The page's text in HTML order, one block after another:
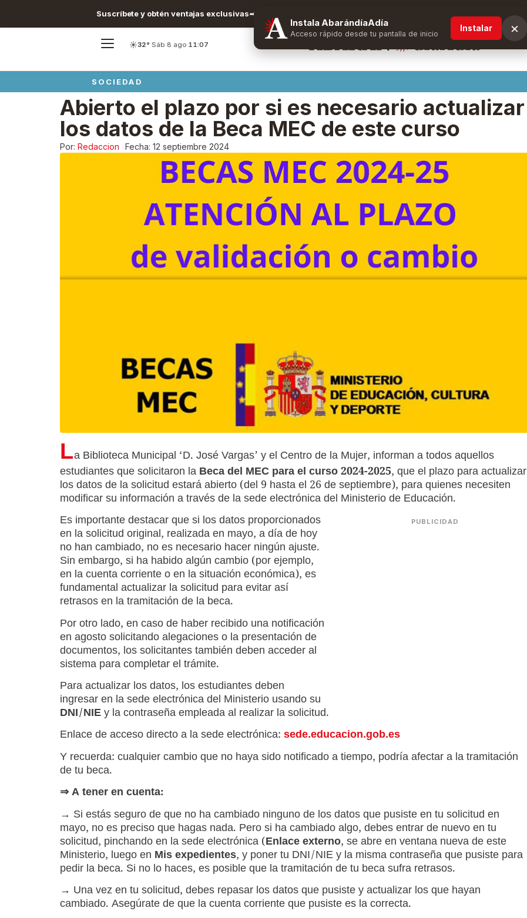
Suscríbete y obtén ventajas exclusivas
☀️32°·Sáb 8 ago·11:07
SOCIEDAD
Abierto el plazo por si es necesario actualizar
los datos de la Beca MEC de este curso
Por: Redaccion Fecha: 12 septiembre 2024
La Biblioteca Municipal ‘D. José Vargas’ y el Centro de la Mujer, informan a todos aquellos
estudiantes que solicitaron la Beca del MEC para el curso 2024-2025, que el plazo para actualizar
los datos de la solicitud estará abierto (del 9 hasta el 26 de septiembre), para quienes necesiten
modificar su información a través de la sede electrónica del Ministerio de Educación.
PUBLICIDAD
Es importante destacar que si los datos proporcionados
en la solicitud original, realizada en mayo, a día de hoy
no han cambiado, no es necesario hacer ningún ajuste.
Sin embargo, si ha habido algún cambio (por ejemplo,
en la cuenta corriente o en la situación económica), es
fundamental actualizar la solicitud para evitar así
retrasos en la tramitación de la beca.
Por otro lado, en caso de haber recibido una notificación
en agosto solicitando alegaciones o la presentación de
documentos, los solicitantes también deben acceder al
sistema para completar el trámite.
Para actualizar los datos, los estudiantes deben
ingresar en la sede electrónica del Ministerio usando su
DNI/NIEy la contraseña empleada al realizar la solicitud.
Enlace de acceso directo a la sede electrónica: sede.educacion.gob.es
Y recuerda: cualquier cambio que no haya sido notificado a tiempo, podría afectar a la tramitación
de tu beca.
⇒ A tener en cuenta:
→ Si estás seguro de que no ha cambiado ninguno de los datos que pusiste en tu solicitud en
mayo, no es preciso que hagas nada. Pero si ha cambiado algo, debes entrar de nuevo en tu
solicitud, pinchando en la sede electrónica (Enlace externo, se abre en ventana nueva de este
Ministerio, luego en Mis expedientes, y poner tu DNI/NIE y la misma contraseña que pusiste para
pedir la beca. Si no lo haces, es posible que la tramitación de tu beca sufra retrasos.
→ Una vez en tu solicitud, debes repasar los datos que pusiste y actualizar los que hayan
cambiado. Asegúrate de que la cuenta corriente que pusiste es la correcta.
Instala AbarándíaAdía
Acceso rápido desde tu pantalla de inicio
Instalar ×